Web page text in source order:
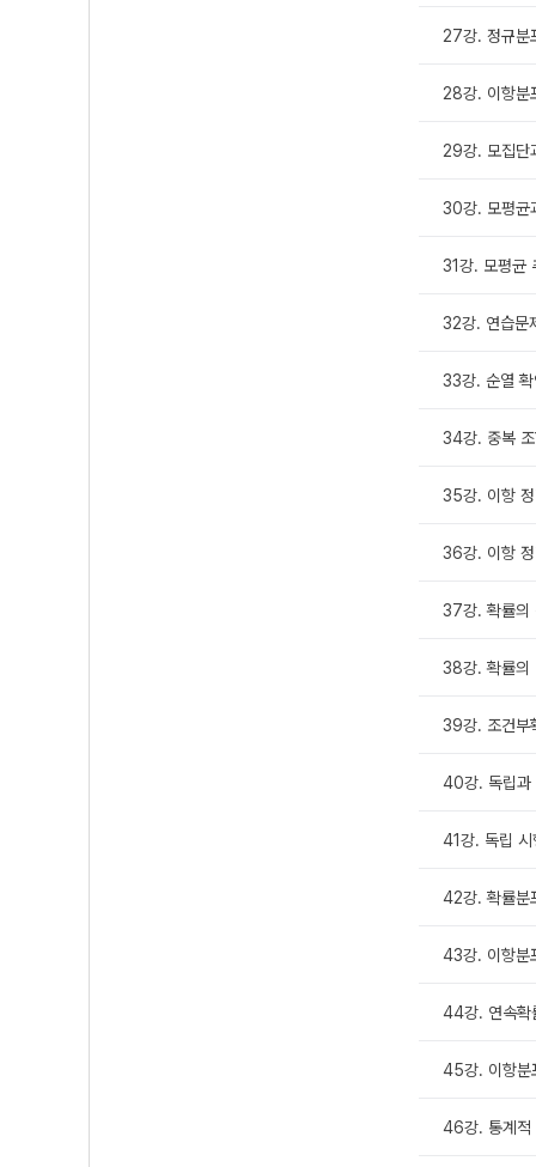
27강. 정규분
28강. 이항분
29강. 모집단
30강. 모평균
31강. 모평균
32강. 연습문
33강. 순열
34강. 중복
35강. 이항
36강. 이항
37강. 확률의
38강. 확률의
39강. 조건부
40강. 독립과
41강. 독립
42강. 확률분
43강. 이항분
44강. 연속확
45강. 이항분
46강. 통계적